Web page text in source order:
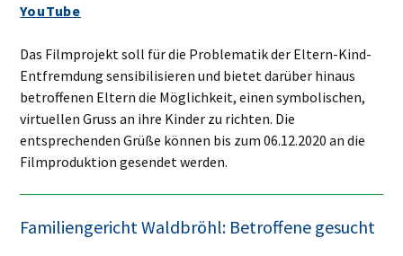
YouTube
Das Filmprojekt soll für die Problematik der Eltern-Kind-
Entfremdung sensibilisieren und bietet darüber hinaus
betroffenen Eltern die Möglichkeit, einen symbolischen,
virtuellen Gruss an ihre Kinder zu richten. Die
entsprechenden Grüße können bis zum 06.12.2020 an die
Filmproduktion gesendet werden.
Familiengericht Waldbröhl: Betroffene gesucht